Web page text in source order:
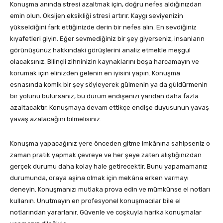
Konuşma anında stresi azaltmak için, doğru nefes aldığınızdan
emin olun. Oksijen eksikliği stresi artırır. Kaygı seviyenizin
yükseldiğini fark ettiğinizde derin bir nefes alın. En sevdiğiniz
kıyafetleri giyin. Eğer sevmediğiniz bir şey giyerseniz, insanların
görünüşünüz hakkındaki görüşlerini analiz etmekle meşgul
olacaksınız. Bilinçli zihninizin kaynaklarını boşa harcamayın ve
korumak için elinizden gelenin en iyisini yapın. Konuşma
esnasında komik bir şey söyleyerek gülmenin ya da güldürmenin
bir yolunu bulursanız, bu durum endişenizi yarıdan daha fazla
azaltacaktır. Konuşmaya devam ettikçe endişe duyusunun yavaş
yavaş azalacağını bilmelisiniz.
Konuşma yapacağınız yere önceden gitme imkânına sahipseniz o
zaman pratik yapmak çevreye ve her şeye zaten alıştığınızdan
gerçek durumu daha kolay hale getirecektir. Bunu yapamamanız
durumunda, oraya aşina olmak için mekâna erken varmayı
deneyin. Konuşmanızı mutlaka prova edin ve mümkünse el notları
kullanın. Unutmayın en profesyonel konuşmacılar bile el
notlarından yararlanır. Güvenle ve coşkuyla harika konuşmalar